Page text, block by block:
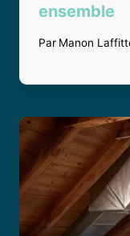
ensemble
Par Manon